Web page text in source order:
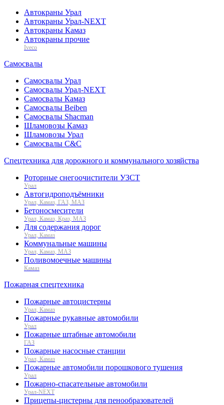
Автокраны Урал
Автокраны Урал-NEXT
Автокраны Камаз
Автокраны прочие
Iveco
Самосвалы
Самосвалы Урал
Самосвалы Урал-NEXT
Самосвалы Камаз
Самосвалы Beiben
Самосвалы Shacman
Шламовозы Камаз
Шламовозы Урал
Самосвалы C&C
Спецтехника для дорожного и коммунального хозяйства
Роторные снегоочистители УЗСТ
Урал
Автогидроподъёмники
Урал, Камаз, ГАЗ, МАЗ
Бетоносмесители
Урал, Камаз, Краз, МАЗ
Для содержания дорог
Урал, Камаз
Коммунальные машины
Урал, Камаз, МАЗ
Поливомоечные машины
Камаз
Пожарная спецтехника
Пожарные автоцистерны
Урал, Камаз
Пожарные рукавные автомобили
Урал
Пожарные штабные автомобили
ГАЗ
Пожарные насосные станции
Урал, Камаз
Пожарные автомобили порошкового тушения
Урал
Пожарно-спасательные автомобили
Урал-NEXT
Прицепы-цистерны для пенообразователей